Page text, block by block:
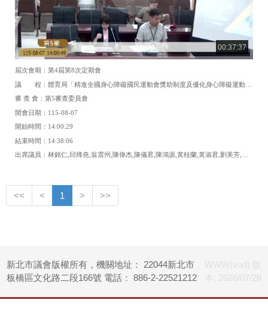
00:37:37
屆次會期：第4屆第8次定期會
審 查 會：第5審查委員會
開會日期：115-08-07
開始時間：14:00:29
結束時間：14:38:06
出席議員： 林銘仁,邱烽堯,翁震州,陳偉杰,陳儀君,陳鴻源,黃桂蘭,黃淑君,劉美芳,蔡淑君,蘇泓欽
<< < 1 > >>
新北市議會版權所有，機關地址： 22044新北市
板橋區文化路二段166號 電話： 886-2-22521212
WWW(vod) 版
本: 2026/07/28